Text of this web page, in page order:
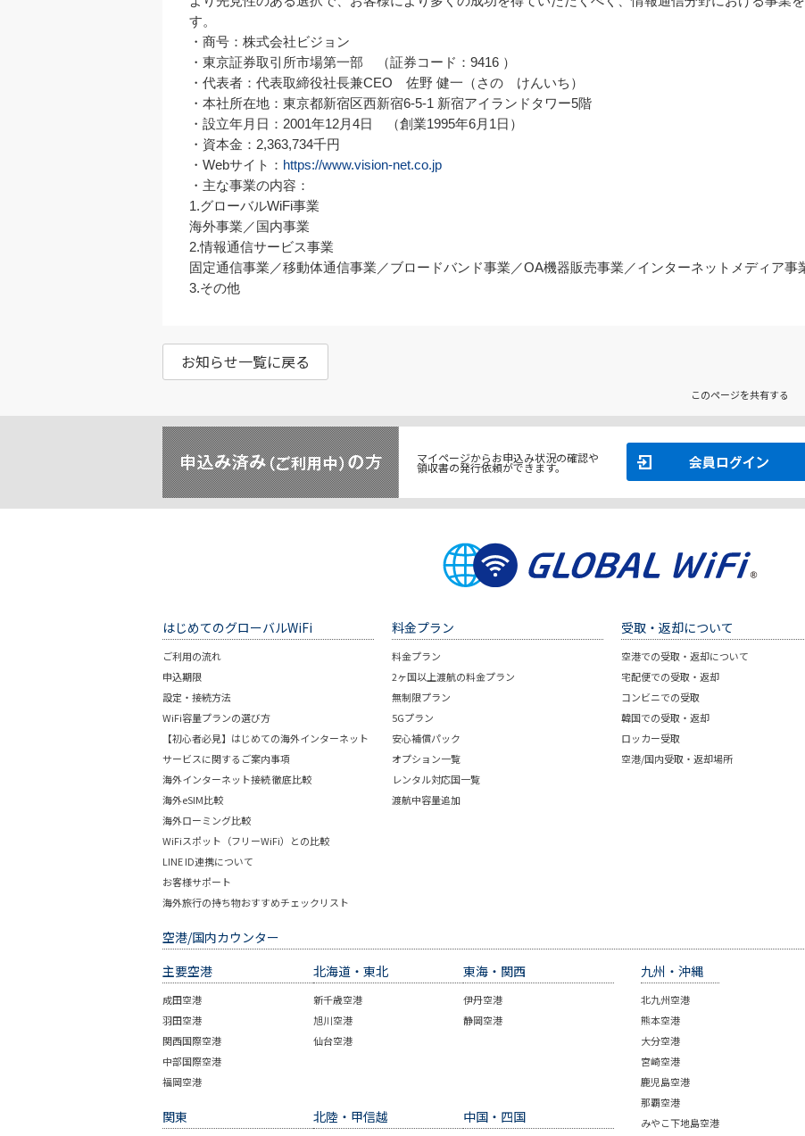
す。
・商号：株式会社ビジョン
・東京証券取引所市場第一部　（証券コード：9416 ）
・代表者：代表取締役社長兼CEO　佐野 健一（さの　けんいち）
・本社所在地：東京都新宿区西新宿6-5-1 新宿アイランドタワー5階
・設立年月日：2001年12月4日　（創業1995年6月1日）
・資本金：2,363,734千円
・Webサイト： https://www.vision-net.co.jp
・主な事業の内容：
1.グローバルWiFi事業
海外事業／国内事業
2.情報通信サービス事業
固定通信事業／移動体通信事業／ブロードバンド事業／OA機器販売事業／インターネットメディア事
3.その他
お知らせ一覧に戻る
このページを共有する
マイページからお申込み状況の確認や
領収書の発行依頼ができます。
はじめてのグローバルWiFi
ご利用の流れ
申込期限
設定・接続方法
WiFi容量プランの選び方
【初心者必見】はじめての海外インターネット
サービスに関するご案内事項
海外インターネット接続 徹底比較
海外eSIM比較
海外ローミング比較
WiFiスポット（フリーWiFi）との比較
LINE ID連携について
お客様サポート
海外旅行の持ち物おすすめチェックリスト
料金プラン
料金プラン
2ヶ国以上渡航の料金プラン
無制限プラン
5Gプラン
安心補償パック
オプション一覧
レンタル対応国一覧
渡航中容量追加
受取・返却について
空港での受取・返却について
宅配便での受取・返却
コンビニでの受取
韓国での受取・返却
ロッカー受取
空港/国内受取・返却場所
空港/国内カウンター
主要空港
成田空港
羽田空港
関西国際空港
中部国際空港
福岡空港
北海道・東北
新千歳空港
旭川空港
仙台空港
東海・関西
伊丹空港
静岡空港
関東 北陸・甲信越 中国・四国
九州・沖縄
北九州空港
熊本空港
大分空港
宮崎空港
鹿児島空港
那覇空港
みやこ下地島空港